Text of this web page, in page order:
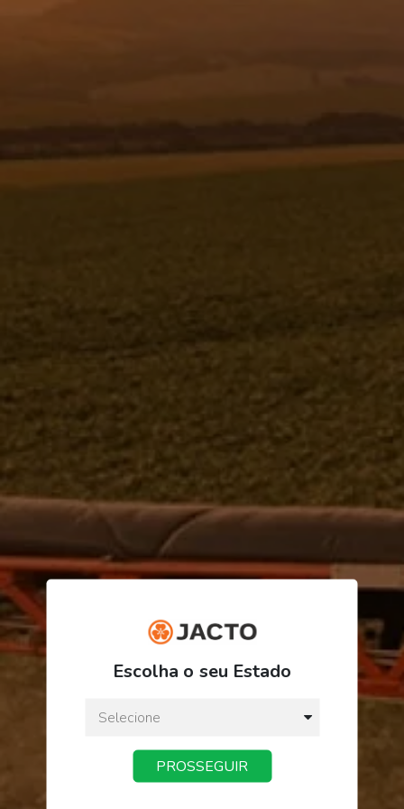
FIXAÇÃO DO MECANISMO PORTA -
R$ 144,67
ou3xdeR$ 48,22
Preço a vista:
Escolha o seu Estado
PROSSEGUIR